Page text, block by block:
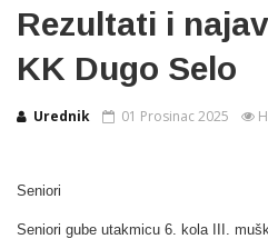
Rezultati i
KK Dugo Selo
Urednik 01 Prosinac 2025
Seniori
Seniori gube utakmicu 6. kola III.